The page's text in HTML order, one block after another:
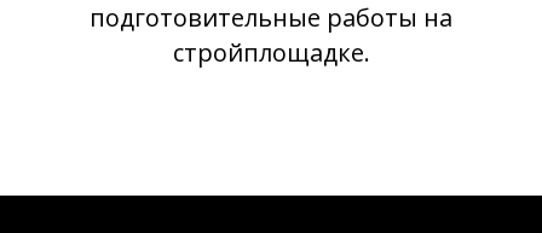
подготовительные работы на
стройплощадке.